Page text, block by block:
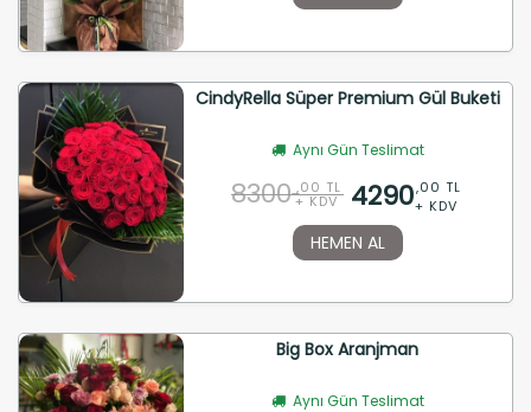
CindyRella Süper Premium Gül Buketi
Aynı Gün Teslimat
8300 ,00 TL
+ KDV 4290,00 TL
+ KDV
HEMEN AL
Big Box Aranjman
Aynı Gün Teslimat